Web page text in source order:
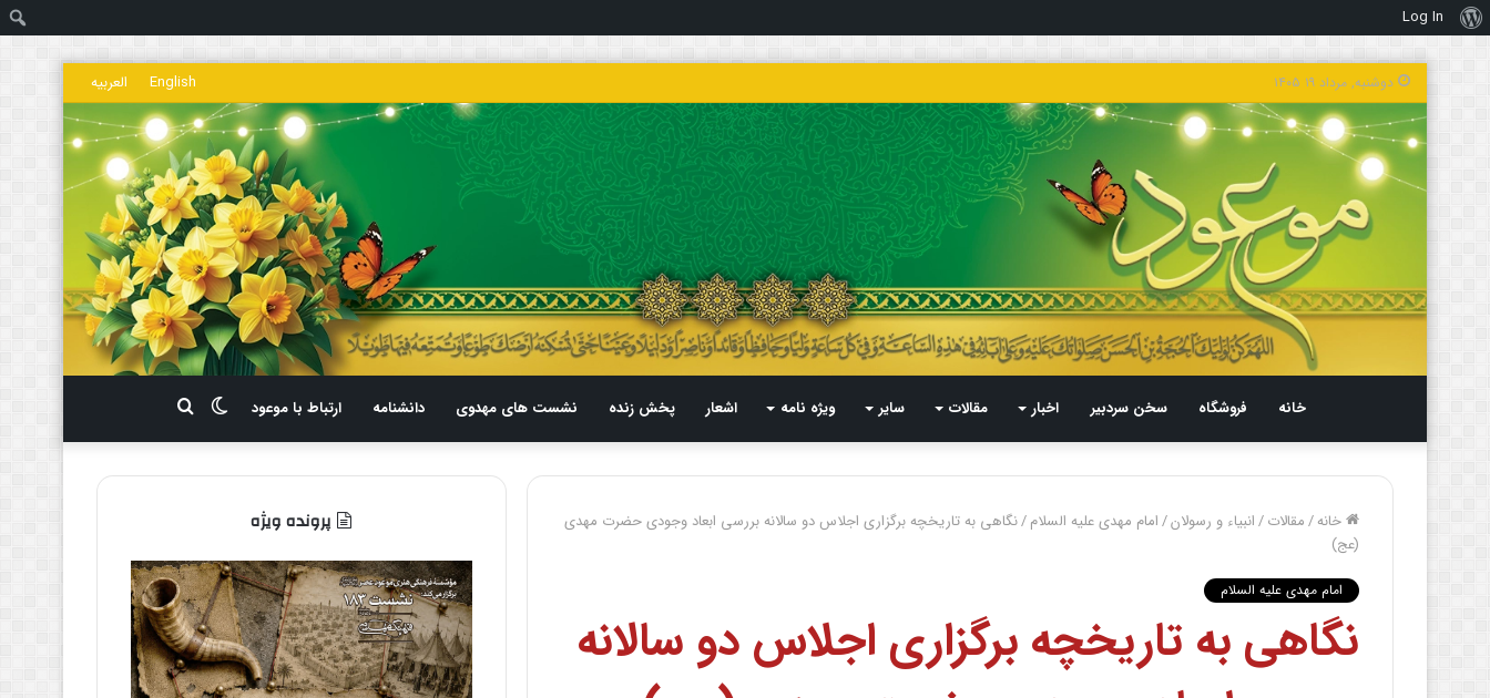
درباره
وردپرس
Log In
دوشنبه, مرداد ۱۹ ۱۴۰۵ English العربیه
خانه فروشگاه سخن سردبیر اخبار مقالات سایر ویژه نامه اشعار پخش زنده نشست های مهدوی دانشنامه ارتباط با موعود
برای
تغییر
پوسته
خانه/مقالات/انبیاء و رسولان/امام مهدی علیه السلام/نگاهى به تاریخچه برگزارى اجلاس دو سالانه بررسى ابعاد وجودى حضرت مهدى
(عج)
امام مهدی علیه السلام
نگاهى به تاریخچه برگزارى اجلاس دو سالانه
پرونده ویژه